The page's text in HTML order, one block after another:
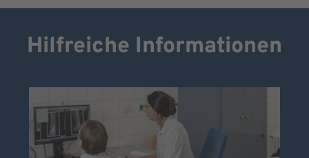
Hilfreiche Informationen